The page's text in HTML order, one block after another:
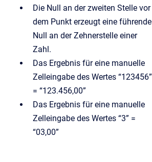
Die Null an der zweiten Stelle vor
dem Punkt erzeugt eine führende
Null an der Zehnerstelle einer
Zahl.
Das Ergebnis für eine manuelle
Zelleingabe des Wertes “123456”
= “123.456,00”
Das Ergebnis für eine manuelle
Zelleingabe des Wertes “3” =
“03,00”